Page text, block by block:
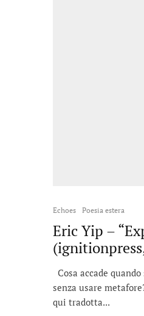
Echoes Poesia estera
Eric Yip –
Cosa accade
senza usare
qui tradotta...